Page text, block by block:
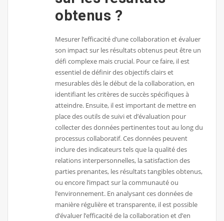
obtenus ?
Mesurer l’efficacité d’une collaboration et évaluer
son impact sur les résultats obtenus peut être un
défi complexe mais crucial. Pour ce faire, il est
essentiel de définir des objectifs clairs et
mesurables dès le début de la collaboration, en
identifiant les critères de succès spécifiques à
atteindre. Ensuite, il est important de mettre en
place des outils de suivi et d’évaluation pour
collecter des données pertinentes tout au long du
processus collaboratif. Ces données peuvent
inclure des indicateurs tels que la qualité des
relations interpersonnelles, la satisfaction des
parties prenantes, les résultats tangibles obtenus,
ou encore l’impact sur la communauté ou
l’environnement. En analysant ces données de
manière régulière et transparente, il est possible
d’évaluer l’efficacité de la collaboration et d’en